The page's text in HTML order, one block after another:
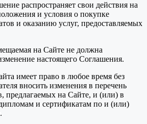
распространяет свои действия на
и условия о покупке
и оказанию услуг, предоставляемых
на Сайте не должна
настоящего Соглашения.
имеет право в любое время без
вносить изменения в перечень
предлагаемых на Сайте, и (или) в
и сертификатам по и (или)